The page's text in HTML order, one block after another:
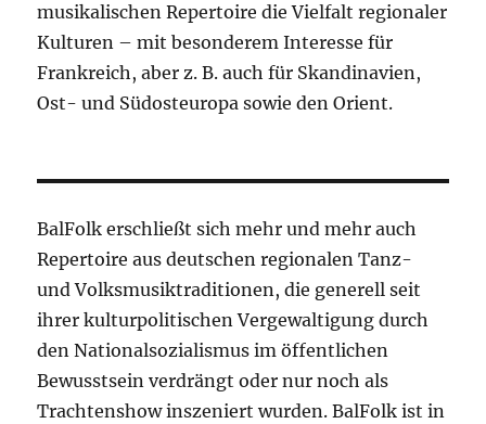
musikalischen Repertoire die Vielfalt regionaler
Kulturen – mit besonderem Interesse für
Frankreich, aber z. B. auch für Skandinavien,
Ost- und Südosteuropa sowie den Orient.
BalFolk erschließt sich mehr und mehr auch
Repertoire aus deutschen regionalen Tanz-
und Volksmusiktraditionen, die generell seit
ihrer kulturpolitischen Vergewaltigung durch
den Nationalsozialismus im öffentlichen
Bewusstsein verdrängt oder nur noch als
Trachtenshow inszeniert wurden. BalFolk ist in